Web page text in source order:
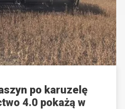
po karuzelę
4.0 pokażą w